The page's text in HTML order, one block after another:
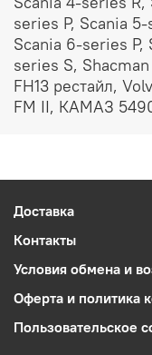
series P, Scania
Scania 6-series
series S,
FH13 рестайл,
FM II, КАМАЗ
Доставка
Контакты
Условия обмена и
Оферта и политика
Пользовательское